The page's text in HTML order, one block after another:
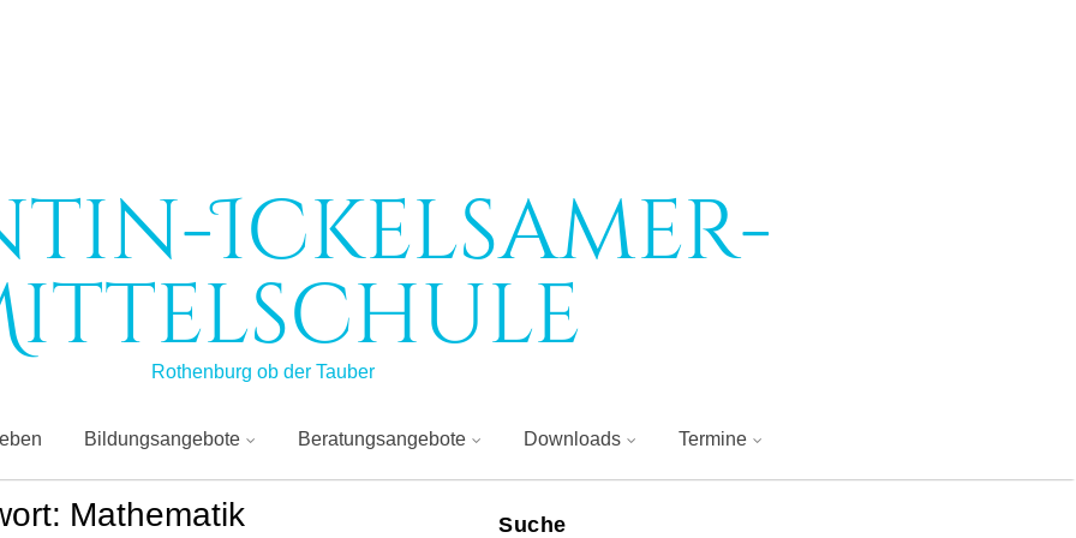
Ickelsamer-
Rothenburg ob der Tauber
Bildungsangebote Beratungsangebote Downloads Termine
Mathematik
Suche